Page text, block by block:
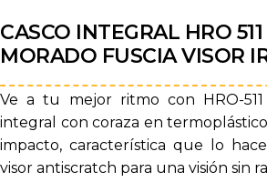
CASCO INTEGRAL HRO
MORADO FUSCIA VISOR
Ve a tu mejor ritmo con HRO-511
integral con coraza en
impacto, característica que lo
visor antiscratch para una visión sin